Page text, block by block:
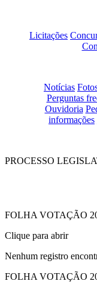
Licitações
Notícias
Perguntas
Ouvidoria
informações
PROCESSO
FOLHA VOTAÇÃO
Clique para abrir
Nenhum registro
FOLHA VOTAÇÃO